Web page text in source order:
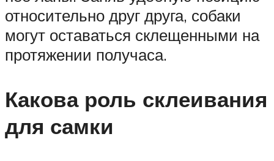
относительно друг друга, собаки
могут оставаться склещенными на
протяжении получаса.
Какова роль склеивания
для самки